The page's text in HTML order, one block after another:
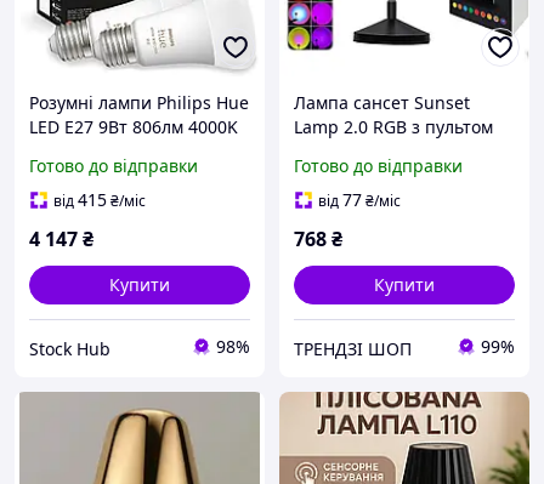
Розумні лампи Philips Hue
LED E27 9Вт 806лм 4000K
Zigbee керування
кольором
Готово до відправки
від415₴/міс
4 147₴
Купити
Stock Hub 98%
Лампа сансет Sunset
Lamp 2.0 RGB з пультом
світильник заходу/
світанок лампа-нічник
Готово до відправки
від77₴/міс
768₴
Купити
ТРЕНДЗІ ШОП 99%